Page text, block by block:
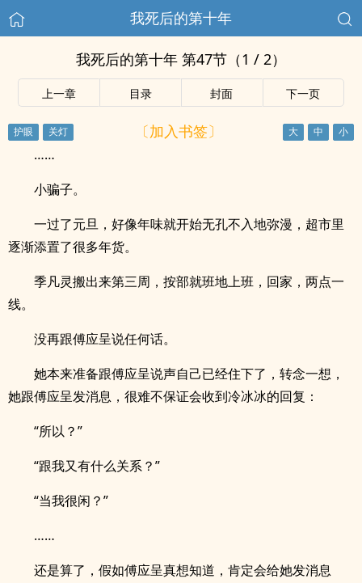
我死后的第十年
我死后的第十年 第47节（1 / 2）
上一章 目录 封面 下一页
〔加入书签〕
……
小骗子。
一过了元旦，好像年味就开始无孔不入地弥漫，超市里
逐渐添置了很多年货。
季凡灵搬出来第三周，按部就班地上班，回家，两点一
线。
没再跟傅应呈说任何话。
她本来准备跟傅应呈说声自己已经住下了，转念一想，
她跟傅应呈发消息，很难不保证会收到冷冰冰的回复：
“所以？”
“跟我又有什么关系？”
“当我很闲？”
……
还是算了，假如傅应呈真想知道，肯定会给她发消息